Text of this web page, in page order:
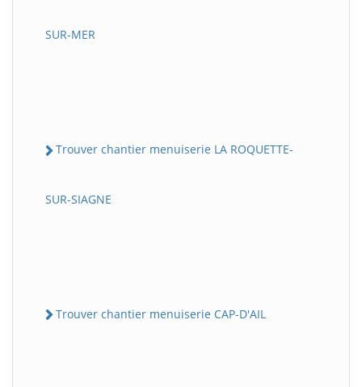
SUR-MER
Trouver chantier menuiserie LA ROQUETTE-
SUR-SIAGNE
Trouver chantier menuiserie CAP-D'AIL